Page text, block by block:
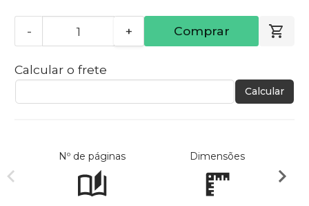
- + Comprar
Calcular o frete
Calcular
Nº de páginas Dimensões